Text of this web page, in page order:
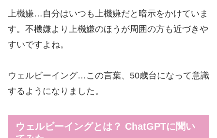
上機嫌…自分はいつも上機嫌だと暗示をかけていま
す。不機嫌より上機嫌のほうが周囲の方も近づきや
すいですよね。
ウェルビーイング…この言葉、50歳台になって意識
するようになりました。
ウェルビーイングとは？ ChatGPTに聞い